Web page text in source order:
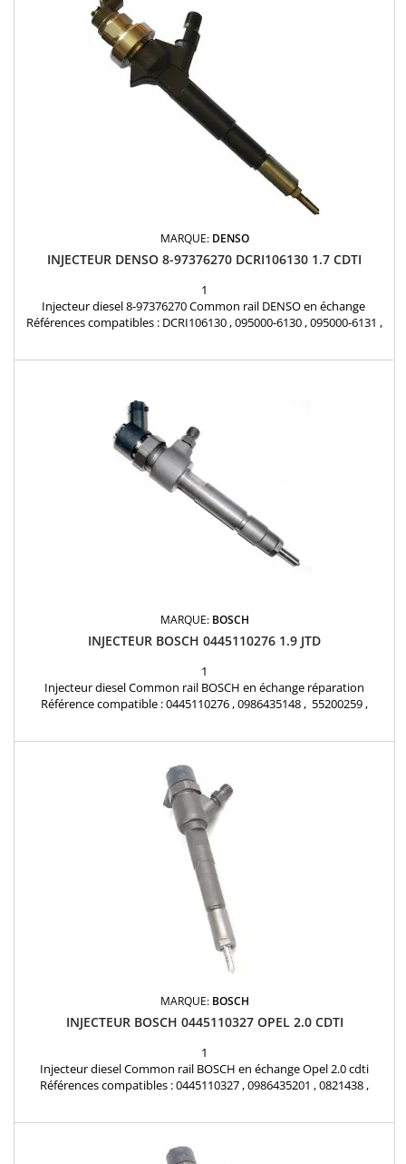
MARQUE: DENSO
INJECTEUR DENSO 8-97376270 DCRI106130 1.7 CDTI
1
Injecteur diesel 8-97376270 Common rail DENSO en échange
Références compatibles : DCRI106130 , 095000-6130 , 095000-6131 ,
MARQUE: BOSCH
INJECTEUR BOSCH 0445110276 1.9 JTD
1
Injecteur diesel Common rail BOSCH en échange réparation
Référence compatible : 0445110276 , 0986435148 , 55200259 ,
MARQUE: BOSCH
INJECTEUR BOSCH 0445110327 OPEL 2.0 CDTI
1
Injecteur diesel Common rail BOSCH en échange Opel 2.0 cdti
Références compatibles : 0445110327 , 0986435201 , 0821438 ,